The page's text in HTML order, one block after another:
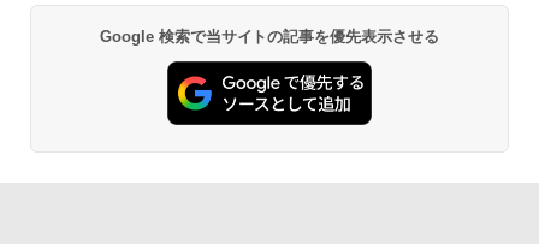
Google 検索で当サイトの記事を優先表示させる